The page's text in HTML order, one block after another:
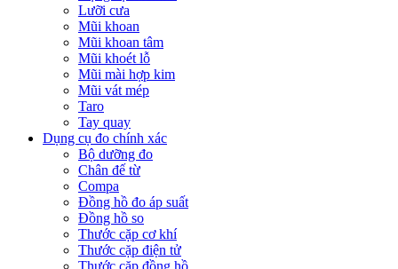
Lưỡi cưa
Mũi khoan
Mũi khoan tâm
Mũi khoét lỗ
Mũi mài hợp kim
Mũi vát mép
Taro
Tay quay
Dụng cụ đo chính xác
Bộ dưỡng đo
Chân đế từ
Compa
Đồng hồ đo áp suất
Đồng hồ so
Thước cặp cơ khí
Thước cặp điện tử
Thước cặp đồng hồ